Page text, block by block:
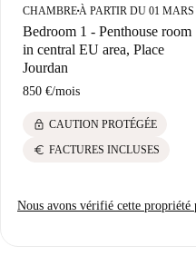
CHAMBRE■À PARTIR DU 01 MARS
Bedroom 1 - Penthouse room
in central EU area, Place
Jourdan
850 €/mois
lock CAUTION PROTÉGÉE
euro FACTURES INCLUSES
Nous avons vérifié cette propriété